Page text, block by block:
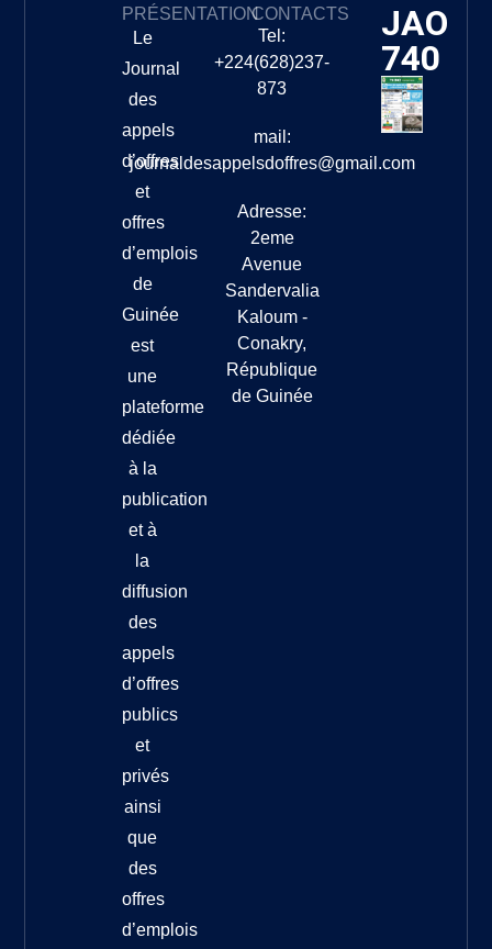
PRÉSENTATION
Le
Journal
des
appels
d’offres
et
offres
d’emplois
de
Guinée
est
une
plateforme
dédiée
à la
publication
et à
la
diffusion
des
appels
d’offres
publics
et
privés
ainsi
que
des
offres
d’emplois
CONTACTS
Tel:
+224(628)237-
873
mail:
journaldesappelsdoffres@gmail.com
Adresse:
2eme
Avenue
Sandervalia
Kaloum -
Conakry,
République
de Guinée
JAO
740